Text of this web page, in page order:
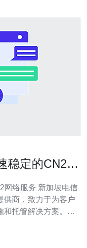
稳定的CN2网
新加坡电信
供商，致力于为客户
和托管解决方案。其